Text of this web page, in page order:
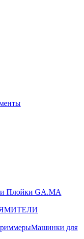
Плойки GA.MA
Машинки для